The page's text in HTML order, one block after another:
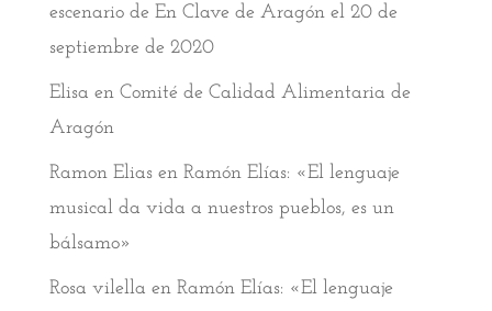
escenario de En Clave de Aragón el 20 de
septiembre de 2020
Elisa en Comité de Calidad Alimentaria de
Aragón
Ramon Eliasen Ramón Elías: «El lenguaje
musical da vida a nuestros pueblos, es un
bálsamo»
Rosa vilella en Ramón Elías: «El lenguaje